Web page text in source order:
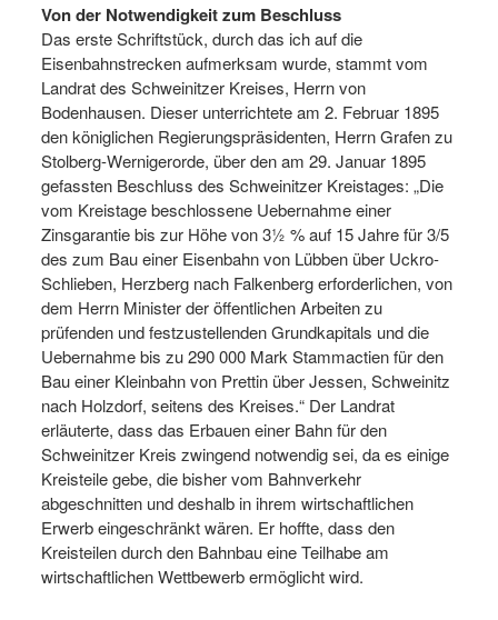
Von der Notwendigkeit zum Beschluss
Das erste Schriftstück, durch das ich auf die
Eisenbahnstrecken aufmerksam wurde, stammt vom
Landrat des Schweinitzer Kreises, Herrn von
Bodenhausen. Dieser unterrichtete am 2. Februar 1895
den königlichen Regierungspräsidenten, Herrn Grafen zu
Stolberg-Wernigerorde, über den am 29. Januar 1895
gefassten Beschluss des Schweinitzer Kreistages: „Die
vom Kreistage beschlossene Uebernahme einer
Zinsgarantie bis zur Höhe von 3½ % auf 15 Jahre für 3/5
des zum Bau einer Eisenbahn von Lübben über Uckro-
Schlieben, Herzberg nach Falkenberg erforderlichen, von
dem Herrn Minister der öffentlichen Arbeiten zu
prüfenden und festzustellenden Grundkapitals und die
Uebernahme bis zu 290 000 Mark Stammactien für den
Bau einer Kleinbahn von Prettin über Jessen, Schweinitz
nach Holzdorf, seitens des Kreises.“ Der Landrat
erläuterte, dass das Erbauen einer Bahn für den
Schweinitzer Kreis zwingend notwendig sei, da es einige
Kreisteile gebe, die bisher vom Bahnverkehr
abgeschnitten und deshalb in ihrem wirtschaftlichen
Erwerb eingeschränkt wären. Er hoffte, dass den
Kreisteilen durch den Bahnbau eine Teilhabe am
wirtschaftlichen Wettbewerb ermöglicht wird.